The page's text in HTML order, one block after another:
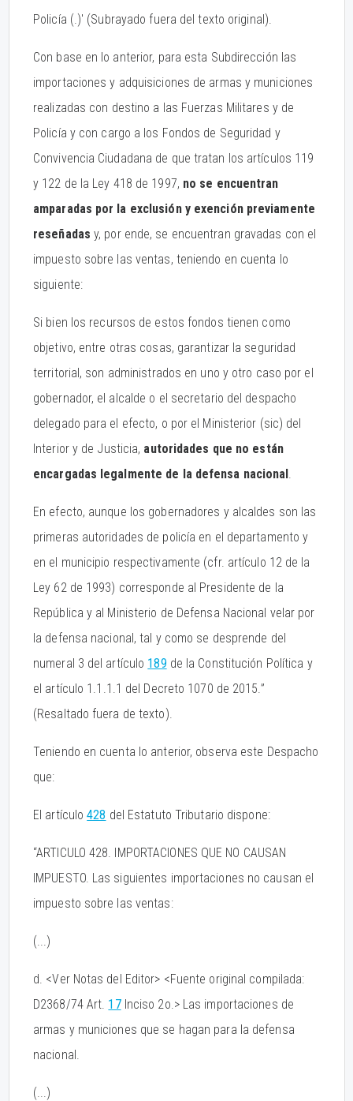
Policía (.)' (Subrayado fuera del texto original).
Con base en lo anterior, para esta Subdirección las
importaciones y adquisiciones de armas y municiones
realizadas con destino a las Fuerzas Militares y de
Policía y con cargo a los Fondos de Seguridad y
Convivencia Ciudadana de que tratan los artículos 119
y 122 de la Ley 418 de 1997, no se encuentran
amparadas por la exclusión y exención previamente
reseñadas y, por ende, se encuentran gravadas con el
impuesto sobre las ventas, teniendo en cuenta lo
siguiente:
Si bien los recursos de estos fondos tienen como
objetivo, entre otras cosas, garantizar la seguridad
territorial, son administrados en uno y otro caso por el
gobernador, el alcalde o el secretario del despacho
delegado para el efecto, o por el Ministerior (sic) del
Interior y de Justicia, autoridades que no están
encargadas legalmente de la defensa nacional.
En efecto, aunque los gobernadores y alcaldes son las
primeras autoridades de policía en el departamento y
en el municipio respectivamente (cfr. artículo 12 de la
Ley 62 de 1993) corresponde al Presidente de la
República y al Ministerio de Defensa Nacional velar por
la defensa nacional, tal y como se desprende del
numeral 3 del artículo 189 de la Constitución Política y
el artículo 1.1.1.1 del Decreto 1070 de 2015.”
(Resaltado fuera de texto).
Teniendo en cuenta lo anterior, observa este Despacho
que:
El artículo428 del Estatuto Tributario dispone:
“ARTICULO 428. IMPORTACIONES QUE NO CAUSAN
IMPUESTO. Las siguientes importaciones no causan el
impuesto sobre las ventas:
(...)
d. <Ver Notas del Editor> <Fuente original compilada:
D2368/74 Art. 17Inciso 2o.> Las importaciones de
armas y municiones que se hagan para la defensa
nacional.
(...)